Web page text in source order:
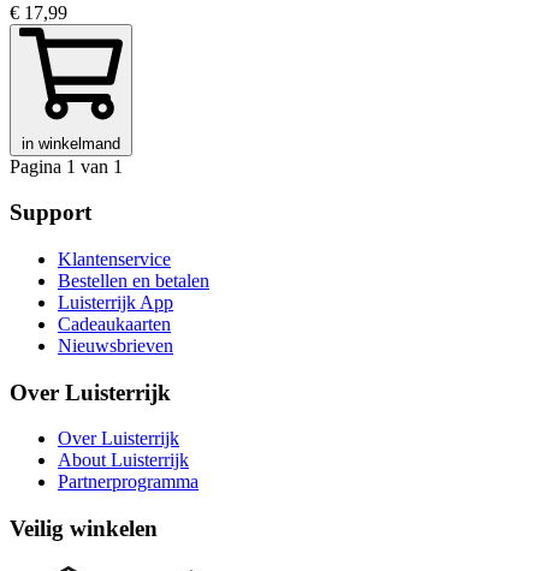
€ 17,99
in winkelmand
Pagina 1 van 1
Support
Klantenservice
Bestellen en betalen
Luisterrijk App
Cadeaukaarten
Nieuwsbrieven
Over Luisterrijk
Over Luisterrijk
About Luisterrijk
Partnerprogramma
Veilig winkelen